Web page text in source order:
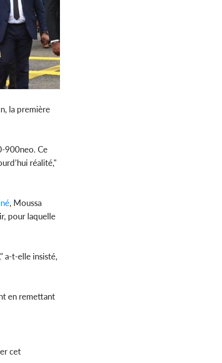
la première
900neo. Ce
réalité,"
, Moussa
pour laquelle
a-t-elle insisté,
en remettant
cet